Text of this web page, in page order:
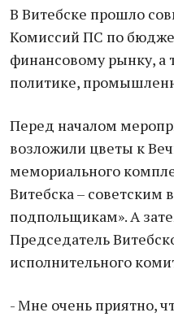
В Витебске прошло
Комиссий ПС по
финансовому рынку, а
политике,
Перед началом
возложили цветы к
мемориального
Витебска – советским
подпольщикам». А
Председатель
исполнительного
- Мне очень приятно,